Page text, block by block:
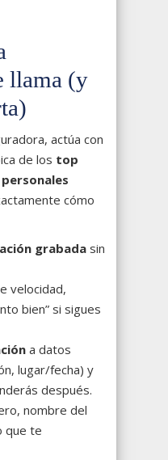
llama (y
actúa con
de los top
cómo
grabadasin
velocidad,
bien” si sigues
a datos
lugar/fecha) y
después.
nombre del
que te